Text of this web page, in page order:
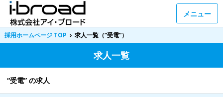
メニュー
採用ホームページ TOP › 求人一覧（“受電”）
求人一覧
“受電” の求人